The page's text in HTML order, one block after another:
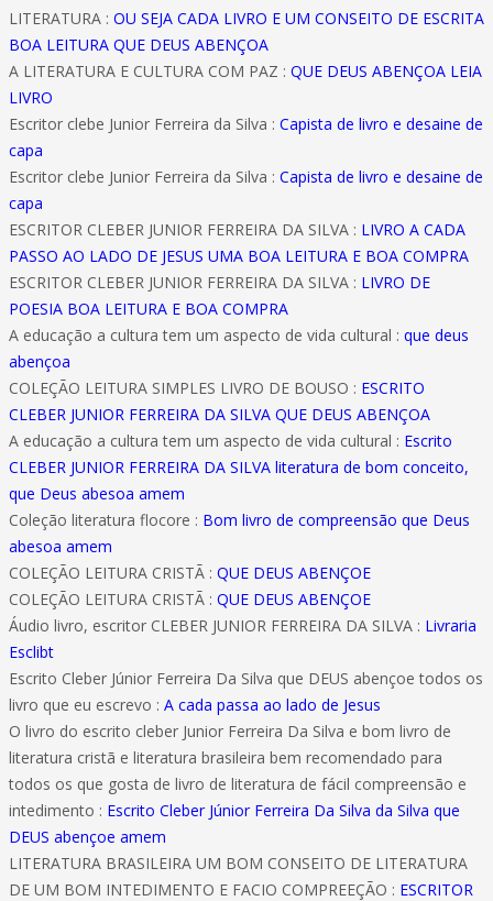
LITERATURA : OU SEJA CADA LIVRO E UM CONSEITO DE ESCRITA
BOA LEITURA QUE DEUS ABENÇOA
A LITERATURA E CULTURA COM PAZ : QUE DEUS ABENÇOA LEIA
LIVRO
Escritor clebe Junior Ferreira da Silva : Capista de livro e desaine de
capa
Escritor clebe Junior Ferreira da Silva : Capista de livro e desaine de
capa
ESCRITOR CLEBER JUNIOR FERREIRA DA SILVA : LIVRO A CADA
PASSO AO LADO DE JESUS UMA BOA LEITURA E BOA COMPRA
ESCRITOR CLEBER JUNIOR FERREIRA DA SILVA : LIVRO DE
POESIA BOA LEITURA E BOA COMPRA
A educação a cultura tem um aspecto de vida cultural : que deus
abençoa
COLEÇÃO LEITURA SIMPLES LIVRO DE BOUSO : ESCRITO
CLEBER JUNIOR FERREIRA DA SILVA QUE DEUS ABENÇOA
A educação a cultura tem um aspecto de vida cultural : Escrito
CLEBER JUNIOR FERREIRA DA SILVA literatura de bom conceito,
que Deus abesoa amem
Coleção literatura flocore : Bom livro de compreensão que Deus
abesoa amem
COLEÇÃO LEITURA CRISTÃ : QUE DEUS ABENÇOE
COLEÇÃO LEITURA CRISTÃ : QUE DEUS ABENÇOE
Áudio livro, escritor CLEBER JUNIOR FERREIRA DA SILVA : Livraria
Esclibt
Escrito Cleber Júnior Ferreira Da Silva que DEUS abençoe todos os
livro que eu escrevo : A cada passa ao lado de Jesus
O livro do escrito cleber Junior Ferreira Da Silva e bom livro de
literatura cristã e literatura brasileira bem recomendado para
todos os que gosta de livro de literatura de fácil compreensão e
intedimento : Escrito Cleber Júnior Ferreira Da Silva da Silva que
DEUS abençoe amem
LITERATURA BRASILEIRA UM BOM CONSEITO DE LITERATURA
DE UM BOM INTEDIMENTO E FACIO COMPREEÇÃO : ESCRITOR